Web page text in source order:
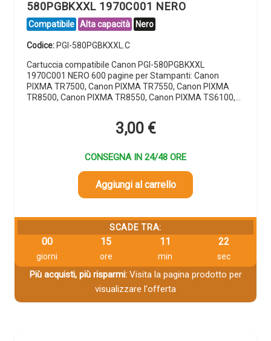
580PGBKXXL 1970C001 NERO
Compatibile Alta capacità Nero
Codice: PGI-580PGBKXXL.C
Cartuccia compatibile Canon PGI-580PGBKXXL
1970C001 NERO 600 pagine per Stampanti: Canon
PIXMA TR7500, Canon PIXMA TR7550, Canon PIXMA
TR8500, Canon PIXMA TR8550, Canon PIXMA TS6100,…
3,00 €
CONSEGNA IN 24/48 ORE
Aggiungi al carrello
SCADE TRA:
00
giorni
15
ore
11
min
22
sec
Più acquisti, più risparmi:Visita la pagina prodotto per
visualizzare l'offerta